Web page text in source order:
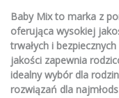
Baby Mix to marka z
oferująca wysokiej
trwałych i
jakości zapewnia
idealny wybór dla
rozwiązań dla